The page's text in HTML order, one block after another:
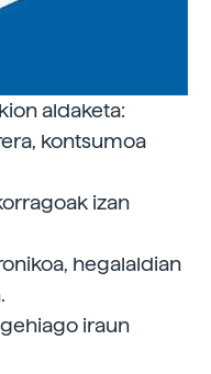
aldaketa:
kontsumoa
izan
hegalaldian
iraun